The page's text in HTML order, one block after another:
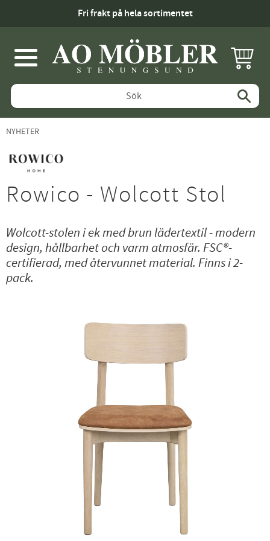
Fri frakt på hela sortimentet
Meny
NYHETER
Rowico - Wolcott Stol
Wolcott-stolen i ek med brun lädertextil - modern
design, hållbarhet och varm atmosfär. FSC®-
certifierad, med återvunnet material. Finns i 2-
pack.